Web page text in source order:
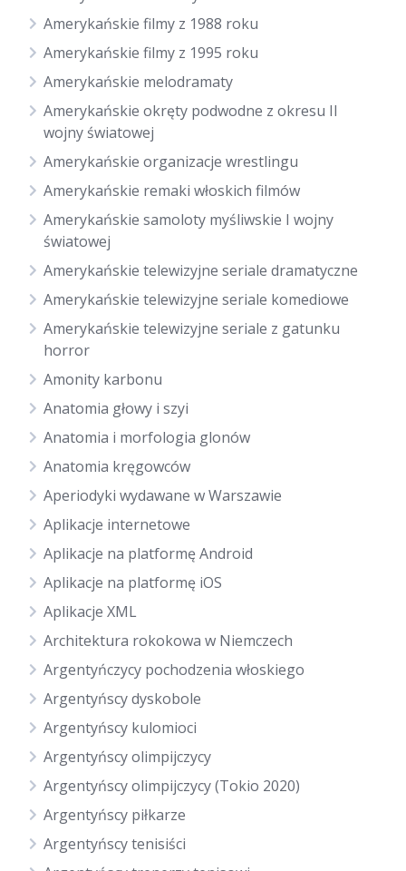
Amerykańskie filmy z 1988 roku
Amerykańskie filmy z 1995 roku
Amerykańskie melodramaty
Amerykańskie okręty podwodne z okresu II
wojny światowej
Amerykańskie organizacje wrestlingu
Amerykańskie remaki włoskich filmów
Amerykańskie samoloty myśliwskie I wojny
światowej
Amerykańskie telewizyjne seriale dramatyczne
Amerykańskie telewizyjne seriale komediowe
Amerykańskie telewizyjne seriale z gatunku
horror
Amonity karbonu
Anatomia głowy i szyi
Anatomia i morfologia glonów
Anatomia kręgowców
Aperiodyki wydawane w Warszawie
Aplikacje internetowe
Aplikacje na platformę Android
Aplikacje na platformę iOS
Aplikacje XML
Architektura rokokowa w Niemczech
Argentyńczycy pochodzenia włoskiego
Argentyńscy dyskobole
Argentyńscy kulomioci
Argentyńscy olimpijczycy
Argentyńscy olimpijczycy (Tokio 2020)
Argentyńscy piłkarze
Argentyńscy tenisiści